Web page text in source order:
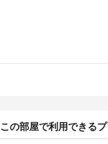
この部屋で利用できるプ